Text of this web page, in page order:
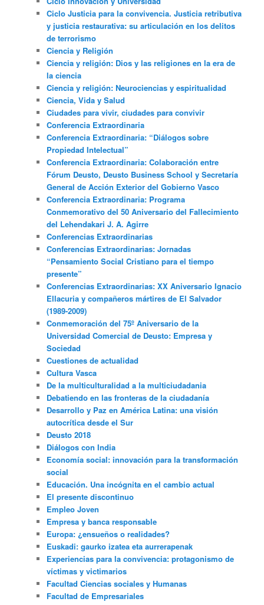
Ciclo Justicia para la convivencia. Justicia retributiva
y justicia restaurativa: su articulación en los delitos
de terrorismo
Ciencia y Religión
Ciencia y religión: Dios y las religiones en la era de
la ciencia
Ciencia y religión: Neurociencias y espiritualidad
Ciencia, Vida y Salud
Ciudades para vivir, ciudades para convivir
Conferencia Extraordinaria
Conferencia Extraordinaria: “Diálogos sobre
Propiedad Intelectual”
Conferencia Extraordinaria: Colaboración entre
Fórum Deusto, Deusto Business School y Secretaría
General de Acción Exterior del Gobierno Vasco
Conferencia Extraordinaria: Programa
Conmemorativo del 50 Aniversario del Fallecimiento
del Lehendakari J. A. Agirre
Conferencias Extraordinarias
Conferencias Extraordinarias: Jornadas
“Pensamiento Social Cristiano para el tiempo
presente”
Conferencias Extraordinarias: XX Aniversario Ignacio
Ellacuria y compañeros mártires de El Salvador
(1989-2009)
Conmemoración del 75º Aniversario de la
Universidad Comercial de Deusto: Empresa y
Sociedad
Cuestiones de actualidad
Cultura Vasca
De la multiculturalidad a la multiciudadania
Debatiendo en las fronteras de la ciudadanía
Desarrollo y Paz en América Latina: una visión
autocrítica desde el Sur
Deusto 2018
Diálogos con India
Economía social: innovación para la transformación
social
Educación. Una incógnita en el cambio actual
El presente discontinuo
Empleo Joven
Empresa y banca responsable
Europa: ¿ensueños o realidades?
Euskadi: gaurko izatea eta aurrerapenak
Experiencias para la convivencia: protagonismo de
víctimas y victimarios
Facultad Ciencias sociales y Humanas
Facultad de Empresariales